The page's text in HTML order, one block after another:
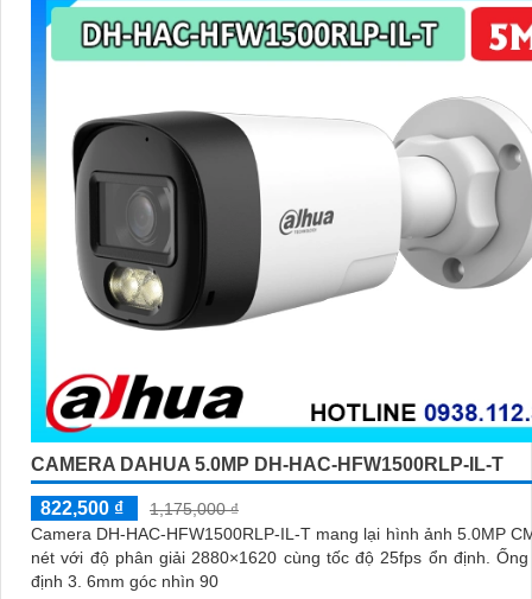
CAMERA DAHUA 5.0MP DH-HAC-HFW1500RLP-IL-T
822,500 ₫
1,175,000 ₫
Camera DH-HAC-HFW1500RLP-IL-T mang lại hình ảnh 5.0MP
nét với độ phân giải 2880×1620 cùng tốc độ 25fps ổn định. Ống kính cố
định 3. 6mm góc nhìn 90